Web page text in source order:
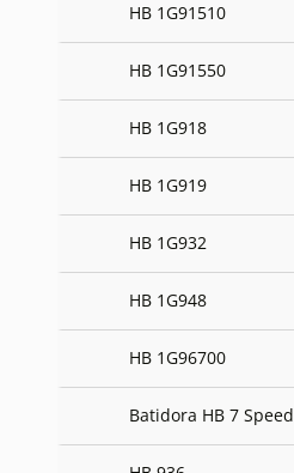
HB 1G91510
HB 1G91550
HB 1G918
HB 1G919
HB 1G932
HB 1G948
HB 1G96700
Batidora HB 7 Speed